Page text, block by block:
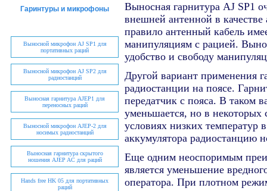
Гаринтуры и микрофоны
Выносной микрофон AJ SP1 для
портативных раций
Выносной микрофон AJ SP2 для
радиостанций
Выносная гарнитура AJEP1 для
переносных раций
Выносной микрофон AJEP-2 для
носимых радиостанций
Выносная гарнитура скрытого
ношения AJEP AC для раций
Hands free HK 05 для портативных
раций
Выносная гарнитура AJ SP1
внешней антенной в
правило антенный кабель
манипуляциям с рацией.
удобство и свободу
Другой вариант применения
радиостанции на поясе.
передатчик с пояса. В таком
уменьшается, но в некоторых
условиях низких температур
аккумулятора радиостанцию
Еще одним неоспоримым
является уменьшение
оператора. При плотном